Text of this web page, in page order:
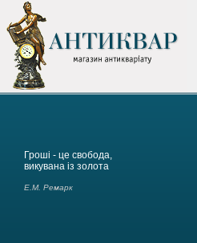
Гроші - це свобода,
викувана із золота
Е.М. Ремарк